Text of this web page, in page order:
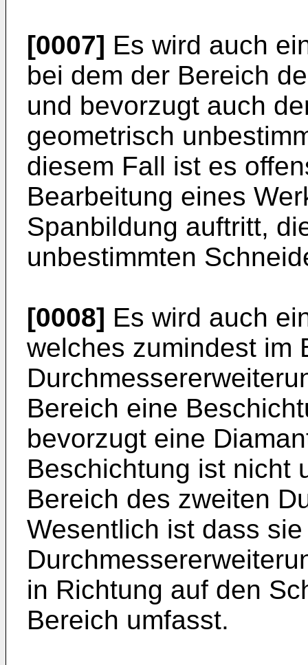
[0007] Es wird auch
bei dem der Bereich
und bevorzugt auch
geometrisch
diesem Fall ist es
Bearbeitung eines
Spanbildung auftritt,
unbestimmten
[0008] Es wird auch
welches zumindest im
Bereich eine
bevorzugt eine
Beschichtung ist nicht
Bereich des zweiten
Wesentlich ist dass
in Richtung auf den
Bereich umfasst.